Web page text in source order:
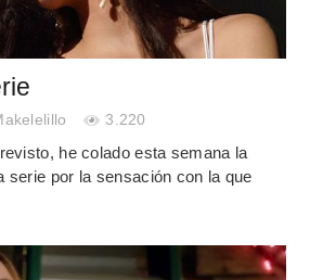
3.220
he colado esta semana la
serie por la sensación con la que